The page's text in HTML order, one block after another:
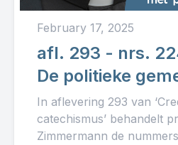
February 17, 2025
afl. 293 - nrs.
De politieke
de kerk + In het
In aflevering 293 van
catechismus’ behandelt
Zimmermann de